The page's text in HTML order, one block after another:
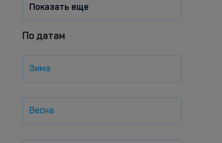
Показать еще
По датам
Зима
Весна